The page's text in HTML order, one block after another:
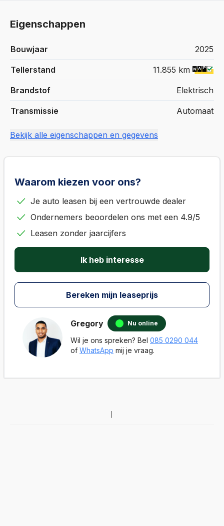
Eigenschappen
Bouwjaar 2025
Tellerstand 11.855 km
Brandstof Elektrisch
Transmissie Automaat
Bekijk alle eigenschappen en gegevens
Waarom kiezen voor ons?
Je auto leasen bij een vertrouwde dealer
Ondernemers beoordelen ons met een 4.9/5
Leasen zonder jaarcijfers
Ik heb interesse
Bereken mijn leaseprijs
Gregory Nu online
Wil je ons spreken? Bel 085 0290 044
of WhatsApp mij je vraag.